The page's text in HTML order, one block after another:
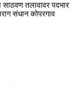
साठवण तलावावर पदभार
संधान कोपरगाव